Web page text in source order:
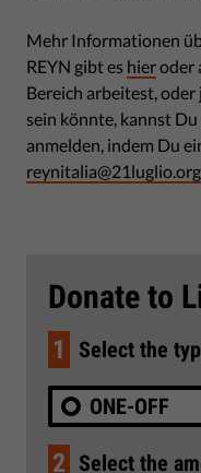
Mehr Informationen
REYN gibt es hieroder
Bereich arbeitest,
sein könnte, kannst
anmelden, indem Du
reynitalia@21luglio.org
Donate to
1 Select the
ONE-OFF
2 Select the